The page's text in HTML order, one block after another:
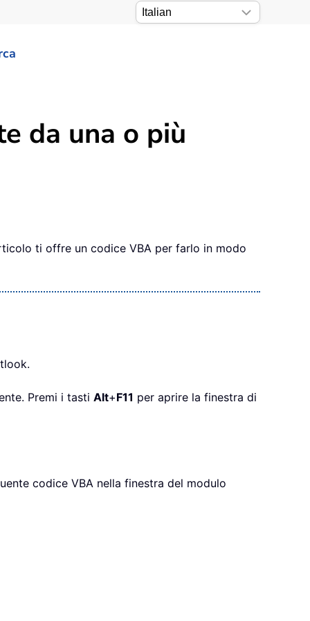
da una o più
ti offre un codice VBA per farlo in modo
Premi i tasti Alt+F11 per aprire la finestra di
codice VBA nella finestra del modulo